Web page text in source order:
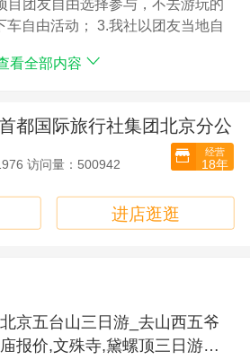
或旅行社的统一安排，费用一律不
童价（1.2米以下）含餐、当地用
往返火车票和景区门票，若发生其
社在不减少行程景点情况下，根据
单为准。我社概不受理因不填、虚
投诉。8、正常行程计划内我社负责
抵达或推迟返程的则自行安排。
目团友自由选择参与，不去游玩的
车自由活动； 3.我社以团友当地自
；
看全部内容
都国际旅行社集团北京分公
访问量：500942
经营
18年
进店逛逛
北京五台山三日游_去山西五爷
庙报价,文殊寺,黛螺顶三日游报